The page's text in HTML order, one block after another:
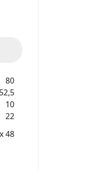
80
52,5
10
22
48